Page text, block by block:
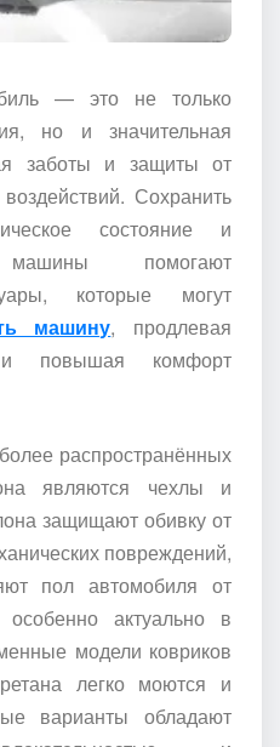
— это не только
но и значительная
заботы и защиты от
Сохранить
состояние и
машины помогают
которые могут
машину, продлевая
повышая комфорт
распространённых
являются чехлы и
защищают обивку от
повреждений,
пол автомобиля от
актуально в
модели ковриков
легко моются и
варианты обладают